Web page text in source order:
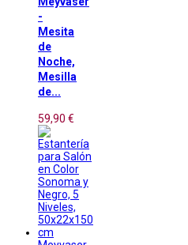
-
Mesita
de
Noche,
Mesilla
de...
59,90 €